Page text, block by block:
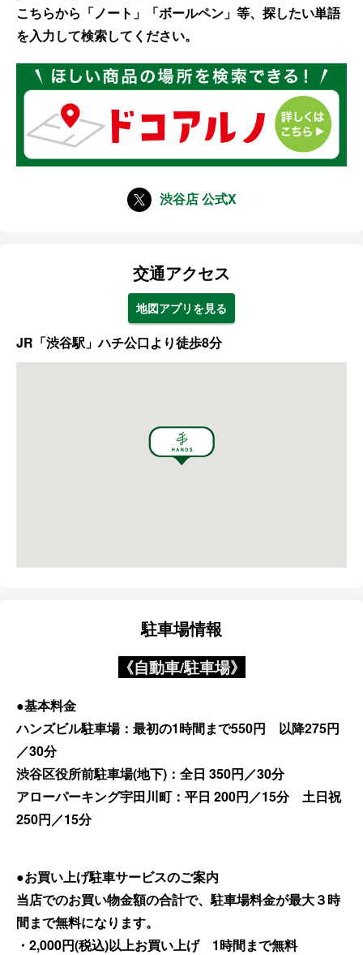
こちらから「ノート」「ボールペン」等、探したい単語
を入力して検索してください。
渋谷店 公式X
交通アクセス
地図アプリを見る
JR「渋谷駅」ハチ公口より徒歩8分
駐車場情報
《自動車/駐車場》
●基本料金
ハンズビル駐車場：最初の1時間まで550円 以降275円
／30分
渋谷区役所前駐車場(地下)：全日 350円／30分
アローパーキング宇田川町：平日 200円／15分 土日祝
250円／15分
●お買い上げ駐車サービスのご案内
当店でのお買い物金額の合計で、駐車場料金が最大３時
間まで無料になります。
・2,000円(税込)以上お買い上げ 1時間まで無料